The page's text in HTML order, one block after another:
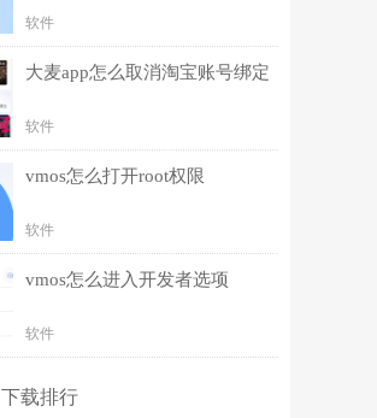
软件
大麦app怎么取消淘宝账号绑定
软件
vmos怎么打开root权限
软件
vmos怎么进入开发者选项
软件
下载排行